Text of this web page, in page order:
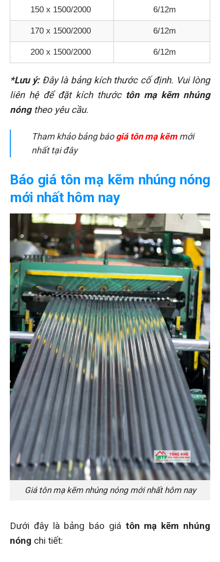
150 x 1500/2000 6/12m
170 x 1500/2000 6/12m
200 x 1500/2000 6/12m
*Lưu ý: Đây là bảng kích thước cố định. Vui lòng
liên hệ để đặt kích thướctôn mạ kẽm nhúng
nóngtheo yêu cầu.
Tham khảo bảng báogiá tôn mạ kẽmmới
nhất tại đây
Báo giá tôn mạ kẽm nhúng nóng
mới nhất hôm nay
Giá tôn mạ kẽm nhúng nóng mới nhất hôm nay
Dưới đây là bảng báo giá tôn mạ kẽm nhúng
nóng chi tiết: